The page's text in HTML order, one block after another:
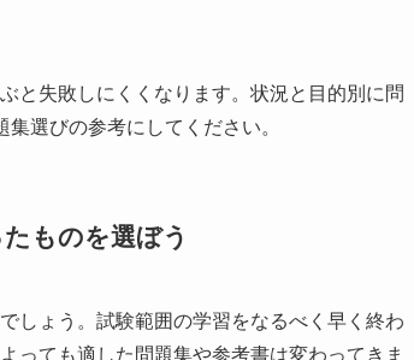
と失敗しにくくなります。状況と目的別に問
選びの参考にしてください。
ものを選ぼう
しょう。試験範囲の学習をなるべく早く終わ
っても適した問題集や参考書は変わってきま